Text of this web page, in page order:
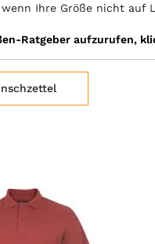
wenn Ihre Größe nicht auf
Ratgeber aufzurufen,